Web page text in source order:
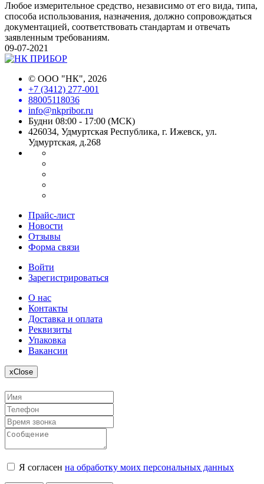
Любое измерительное средство, независимо от его вида, типа,
способа использования, назначения, должно сопровождаться
документацией, соответствовать стандартам и отвечать
заявленным требованиям.
09-07-2021
© ООО "НК", 2026
+7 (3412) 277-001
88005118036
info@nkpribor.ru
Будни 08:00 - 17:00 (МСК)
426034, Удмуртская Республика, г. Ижевск, ул.
Удмуртская, д.268
Прайс-лист
Новости
Отзывы
Форма связи
Войти
Зарегистрироваться
О нас
Контакты
Доставка и оплата
Реквизиты
Упаковка
Вакансии
xClose
Я согласен на обработку моих персональных данных